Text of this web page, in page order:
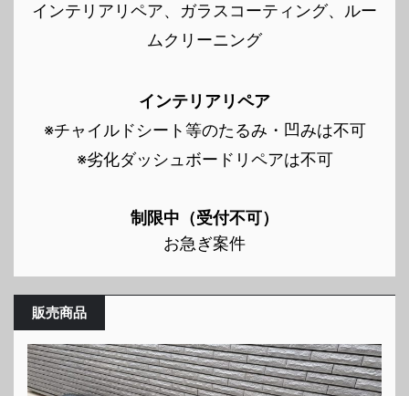
インテリアリペア、ガラスコーティング、ルー
ムクリーニング
インテリアリペア
※チャイルドシート等のたるみ・凹みは不可
※劣化ダッシュボードリペアは不可
制限中（受付不可）
お急ぎ案件
販売商品